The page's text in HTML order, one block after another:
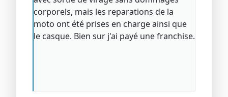
corporels, mais les reparations de la
moto ont été prises en charge ainsi que
le casque. Bien sur j'ai payé une franchise.